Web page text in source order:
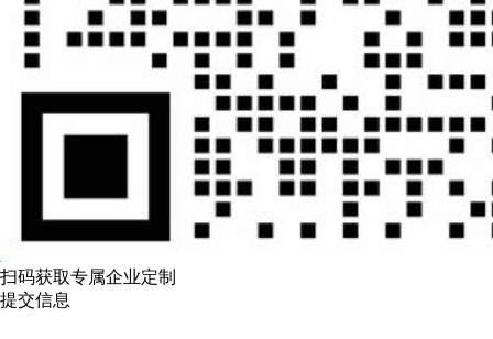
扫码获取专属企业定制
提交信息